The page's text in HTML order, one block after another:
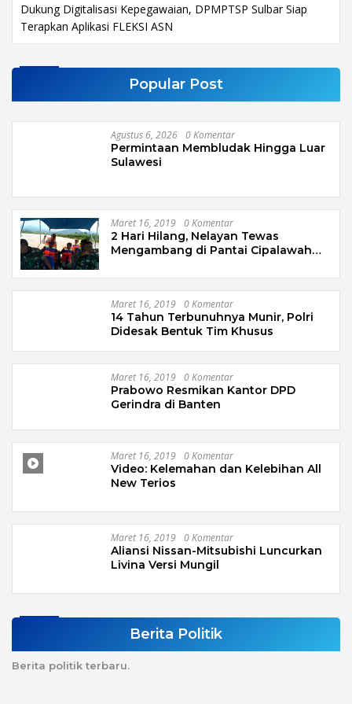
Dukung Digitalisasi Kepegawaian, DPMPTSP Sulbar Siap
Terapkan Aplikasi FLEKSI ASN
Popular Post
Agustus 6, 2026 0 Komentar
Permintaan Membludak Hingga Luar
Sulawesi
Maret 16, 2019 0 Komentar
2 Hari Hilang, Nelayan Tewas
Mengambang di Pantai Cipalawah
Maret 16, 2019 0 Komentar
14 Tahun Terbunuhnya Munir, Polri
Didesak Bentuk Tim Khusus
Maret 16, 2019 0 Komentar
Prabowo Resmikan Kantor DPD
Gerindra di Banten
Maret 16, 2019 0 Komentar
Video: Kelemahan dan Kelebihan All
New Terios
Maret 16, 2019 0 Komentar
Aliansi Nissan-Mitsubishi Luncurkan
Livina Versi Mungil
Berita Politik
Berita politik terbaru.